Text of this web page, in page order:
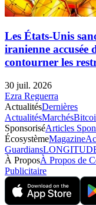
Les États-Unis
iranienne
contourner les
30 juil. 2026
Ezra Reguerra
ActualitésDernières
ActualitésMarchés
SponsoriséArticles
ÉcosystèmeMagazine
Guardians
À ProposÀ Propos de
Publicitaire